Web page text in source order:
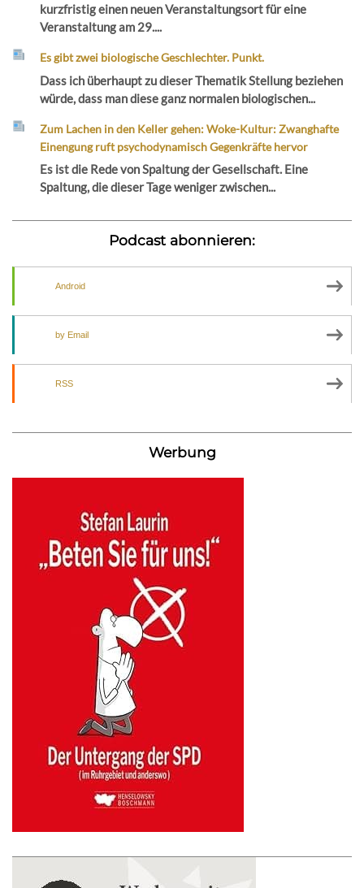
kurzfristig einen neuen Veranstaltungsort für eine
Veranstaltung am 29....
Es gibt zwei biologische Geschlechter. Punkt.
Dass ich überhaupt zu dieser Thematik Stellung beziehen
würde, dass man diese ganz normalen biologischen...
Zum Lachen in den Keller gehen: Woke-Kultur: Zwanghafte
Einengung ruft psychodynamisch Gegenkräfte hervor
Es ist die Rede von Spaltung der Gesellschaft. Eine
Spaltung, die dieser Tage weniger zwischen...
Podcast abonnieren:
Android
by Email
RSS
Werbung